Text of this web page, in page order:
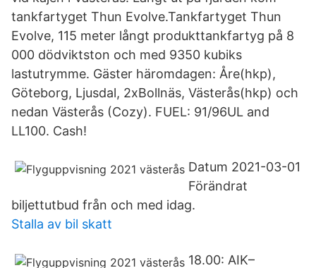
tankfartyget Thun Evolve.Tankfartyget Thun
Evolve, 115 meter långt produkttankfartyg på 8
000 dödviktston och med 9350 kubiks
lastutrymme. Gäster häromdagen: Åre(hkp),
Göteborg, Ljusdal, 2xBollnäs, Västerås(hkp) och
nedan Västerås (Cozy). FUEL: 91/96UL and
LL100. Cash!
Datum 2021-03-01
Förändrat
biljettutbud från och med idag.
Stalla av bil skatt
18.00: AIK–